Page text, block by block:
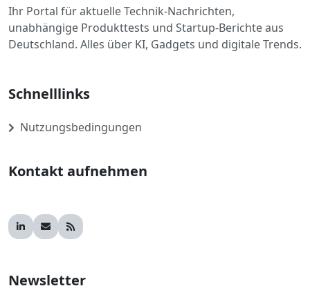
Ihr Portal für aktuelle Technik-Nachrichten,
unabhängige Produkttests und Startup-Berichte aus
Deutschland. Alles über KI, Gadgets und digitale Trends.
Schnelllinks
Nutzungsbedingungen
Kontakt aufnehmen
Newsletter